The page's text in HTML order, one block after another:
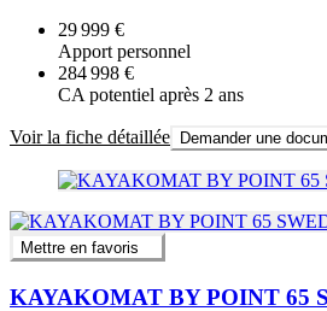
29 999 €
Apport personnel
284 998 €
CA potentiel après 2 ans
Voir la fiche détaillée Demander une
Mettre en favoris
KAYAKOMAT BY POINT 65